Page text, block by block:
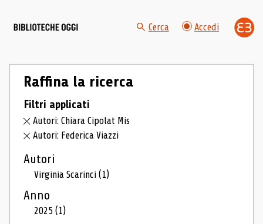
Cerca Accedi
Raffina la ricerca
Filtri applicati
Autori: Chiara Cipolat Mis
Autori: Federica Viazzi
Autori
Virginia Scarinci(1)
Anno
2025(1)